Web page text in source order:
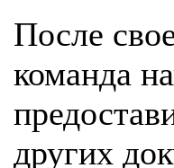
После
команда
других